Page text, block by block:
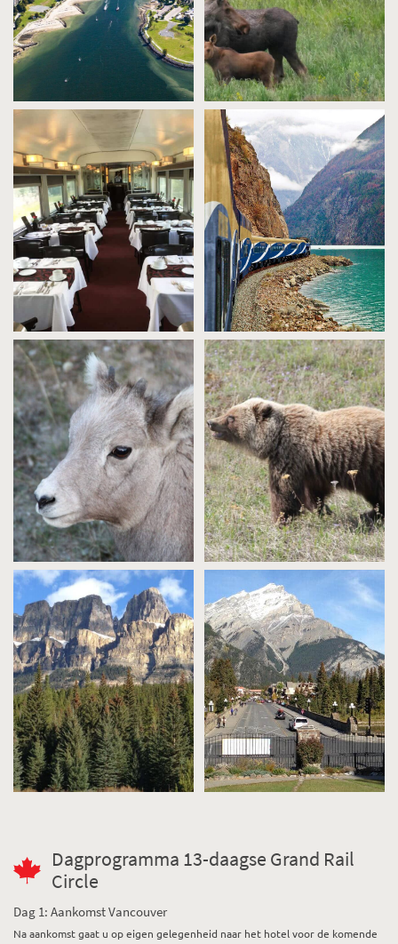
Dagprogramma 13-daagse Grand Rail
Circle
Dag 1: Aankomst Vancouver
Na aankomst gaat u op eigen gelegenheid naar het hotel voor de komende